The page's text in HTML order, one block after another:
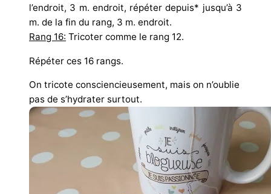
l’endroit, 3 m. endroit, répéter depuis* jusqu’à 3
m. de la fin du rang, 3 m. endroit.
Rang 16: Tricoter comme le rang 12.
Répéter ces 16 rangs.
On tricote consciencieusement, mais on n’oublie
pas de s’hydrater surtout.